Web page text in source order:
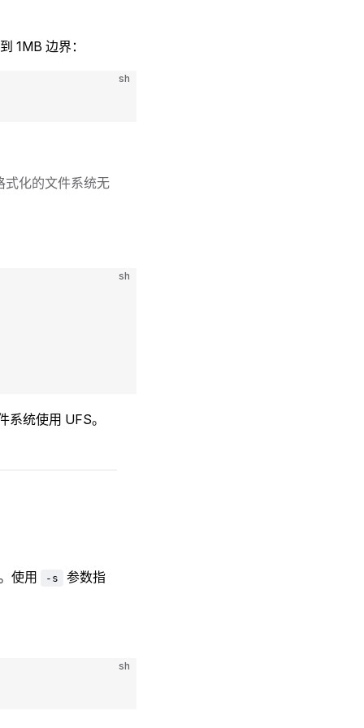
1MB 边界：
sh
式化的文件系统无
sh
系统使用 UFS。
使用 -s
参数指
sh